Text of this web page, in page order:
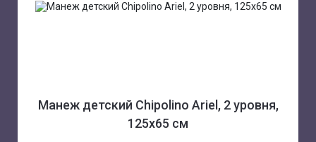
Манеж детский Chipolino Ariel, 2 уровня,
125х65 см